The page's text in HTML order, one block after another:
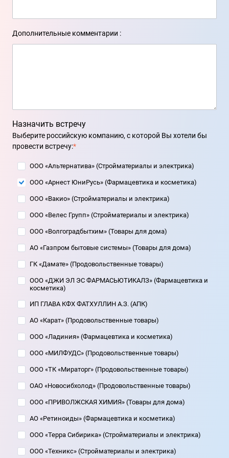
Дополнительные комментарии :
Назначить встречу
Выберите российскую компанию, с которой Вы хотели бы
провести встречу:*
ООО «Альтернатива» (Стройматериалы и электрика)
ООО «Арнест ЮниРусь» (Фармацевтика и косметика)
ООО «Вакио» (Стройматериалы и электрика)
ООО «Велес Групп» (Стройматериалы и электрика)
ООО «Волгоградбытхим» (Товары для дома)
АО «Газпром бытовые системы» (Товары для дома)
ГК «Дамате» (Продовольственные товары)
ООО «ДЖИ ЭЛ ЭС ФАРМАСЬЮТИКАЛЗ» (Фармацевтика и
косметика)
ИП ГЛАВА КФХ ФАТХУЛЛИН А.З. (АПК)
АО «Карат» (Продовольственные товары)
ООО «Ладиния» (Фармацевтика и косметика)
ООО «МИЛФУДС» (Продовольственные товары)
ООО «ТК «Мираторг» (Продовольственные товары)
ОАО «Новосибхолод» (Продовольственные товары)
ООО «ПРИВОЛЖСКАЯ ХИМИЯ» (Товары для дома)
АО «Ретиноиды» (Фармацевтика и косметика)
ООО «Терра Сибирика» (Стройматериалы и электрика)
ООО «Техникс» (Стройматериалы и электрика)